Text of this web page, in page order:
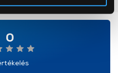
gépén tárol a rendszer. A
nem alkalmasak,
szükségesek. Az oldal
ésAdatvédelem
0